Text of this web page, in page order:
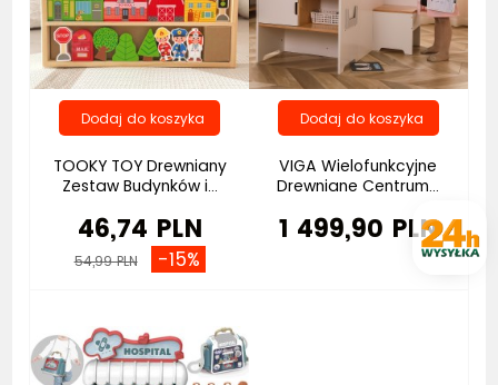
TOOKY TOY Drewniany
Zestaw Budynków i...
46,74 PLN
54,99 PLN -15%
VIGA Wielofunkcyjne
Drewniane Centrum...
1 499,90 PLN